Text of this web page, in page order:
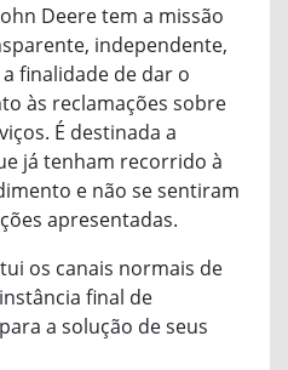
Deere tem a missão
independente,
finalidade de dar o
às reclamações sobre
É destinada a
já tenham recorrido à
e não se sentiram
apresentadas.
os canais normais de
final de
a solução de seus